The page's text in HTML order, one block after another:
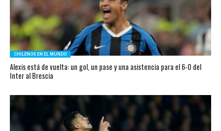
CHILENOS EN EL MUNDO
Alexis está de vuelta: un gol, un pase y una asistencia para el 6-0 del
Inter al Brescia